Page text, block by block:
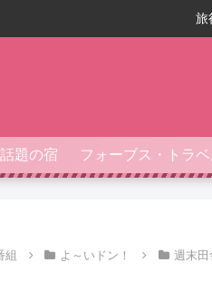
旅
題の宿
組 よ～いドン！ 週末田